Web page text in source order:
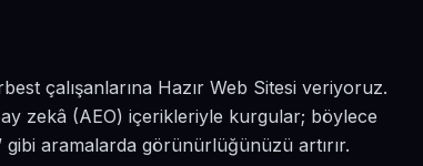
çalışanlarına Hazır Web Sitesi veriyoruz.
zekâ (AEO) içerikleriyle kurgular; böylece
gibi aramalarda görünürlüğünüzü artırır.